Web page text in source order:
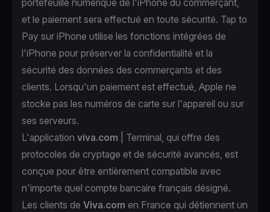
portefeuille numérique de l'iPhone du commerçant,
et le paiement sera effectué en toute sécurité. Tap to
Pay sur iPhone utilise les fonctions intégrées de
l'iPhone pour préserver la confidentialité et la
sécurité des données des commerçants et des
clients. Lorsqu'un paiement est effectué, Apple ne
stocke pas les numéros de carte sur l'appareil ou sur
ses serveurs.
L'application viva.com | Terminal, qui offre des
protocoles de cryptage et de sécurité avancés, est
conçue pour être entièrement compatible avec
n'importe quel compte bancaire français désigné.
Les clients de Viva.com en France qui détiennent un